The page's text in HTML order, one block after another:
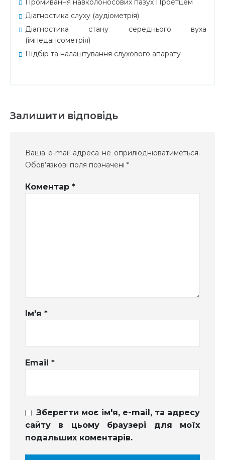
Промивання навколоносових пазух Проетцем
Діагностика слуху (аудіометрія)
Діагностика стану середнього вуха
(імпедансометрія)
Підбір та налаштування слухового апарату
Залишити відповідь
Ваша e-mail адреса не оприлюднюватиметься.
Обов’язкові поля позначені *
Коментар *
Ім'я *
Email *
Зберегти моє ім'я, e-mail, та адресу
сайту в цьому браузері для моїх
подальших коментарів.